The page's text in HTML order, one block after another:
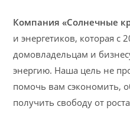
Компания «Солнечные
и энергетиков, которая с
домовладельцам и
энергию. Наша цель не
помочь вам сэкономить,
получить свободу от